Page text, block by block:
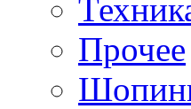
Прочее